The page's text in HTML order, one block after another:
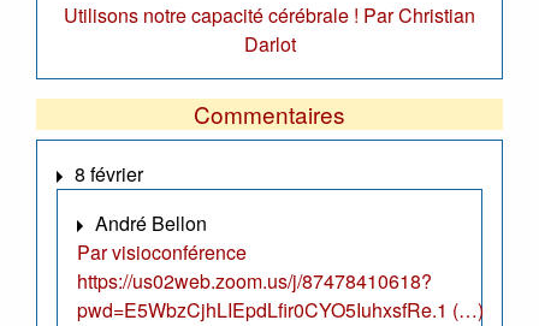
Utilisons notre capacité cérébrale ! Par Christian
Darlot
Commentaires
8 février
André Bellon
Par visioconférence
https://us02web.zoom.us/j/87478410618?
pwd=E5WbzCjhLIEpdLfir0CYO5IuhxsfRe.1 (…)